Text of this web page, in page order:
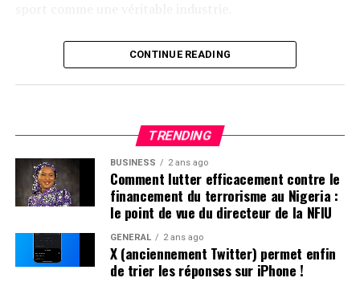
Contexte Actuel du Secteur Sportif à Hong Kong
Récemment, un rapport publié par l’Institut Xinhua a
devenir une puissance sportive mondiale. Entre 2017 et
2022, la valeur ajoutée de l’industrie sportive en Chine
continentale a connu une croissance annuelle moyenne
impressionnante de 13,5 %. En comparaison, Hong
Kong n’a enregistré qu’une augmentation modeste de
2,35 % durant la même période. Cette disparité soulève
des questions sur les mesures que le gouvernement
hongkongais pourrait adopter pour stimuler son propre
CONTINUE READING
TRENDING
BUSINESS 2 ans ago
Comment lutter efficacement contre le
financement du terrorisme au Nigeria :
le point de vue du directeur de la NFIU
GÉNÉRAL 2 ans ago
X (anciennement Twitter) permet enfin
de trier les réponses sur iPhone !